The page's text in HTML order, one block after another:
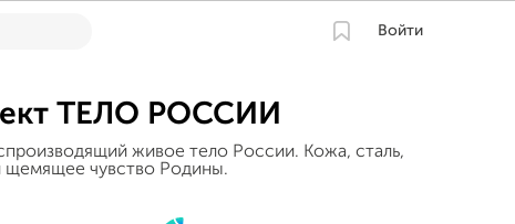
Войти
ТЕЛО РОССИИ
живое тело России. Кожа, сталь,
щемящее чувство Родины.